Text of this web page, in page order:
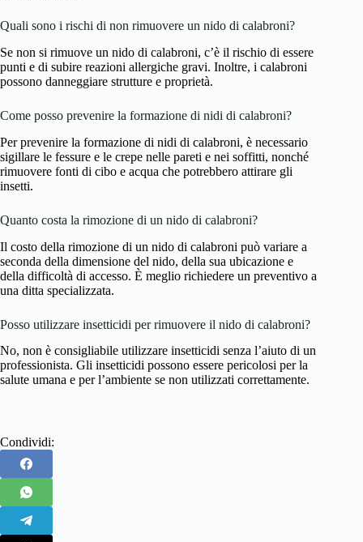
Quali sono i rischi di non rimuovere un nido di calabroni?
Se non si rimuove un nido di calabroni, c’è il rischio di essere
punti e di subire reazioni allergiche gravi. Inoltre, i calabroni
possono danneggiare strutture e proprietà.
Come posso prevenire la formazione di nidi di calabroni?
Per prevenire la formazione di nidi di calabroni, è necessario
sigillare le fessure e le crepe nelle pareti e nei soffitti, nonché
rimuovere fonti di cibo e acqua che potrebbero attirare gli
insetti.
Quanto costa la rimozione di un nido di calabroni?
Il costo della rimozione di un nido di calabroni può variare a
seconda della dimensione del nido, della sua ubicazione e
della difficoltà di accesso. È meglio richiedere un preventivo a
una ditta specializzata.
Posso utilizzare insetticidi per rimuovere il nido di calabroni?
No, non è consigliabile utilizzare insetticidi senza l’aiuto di un
professionista. Gli insetticidi possono essere pericolosi per la
salute umana e per l’ambiente se non utilizzati correttamente.
Condividi: